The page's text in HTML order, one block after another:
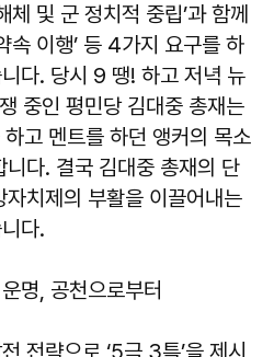
체 및 군 정치적 중립’과 함께
속 이행’ 등 4가지 요구를 하
다. 당시 9 땡! 하고 저녁 뉴
중인 평민당 김대중 총재는
고 멘트를 하던 앵커의 목소
다. 결국 김대중 총재의 단
치제의 부활을 이끌어내는
다.
명, 공천으로부터
전략으로 ‘5극 3특’을 제시